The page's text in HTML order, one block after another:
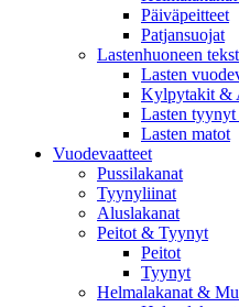
Päiväpeitteet
Patjansuojat
Lastenhuoneen
Lasten
Kylpytakit &
Lasten
Lasten matot
Vuodevaatteet
Pussilakanat
Tyynyliinat
Aluslakanat
Peitot & Tyynyt
Peitot
Tyynyt
Helmalakanat &